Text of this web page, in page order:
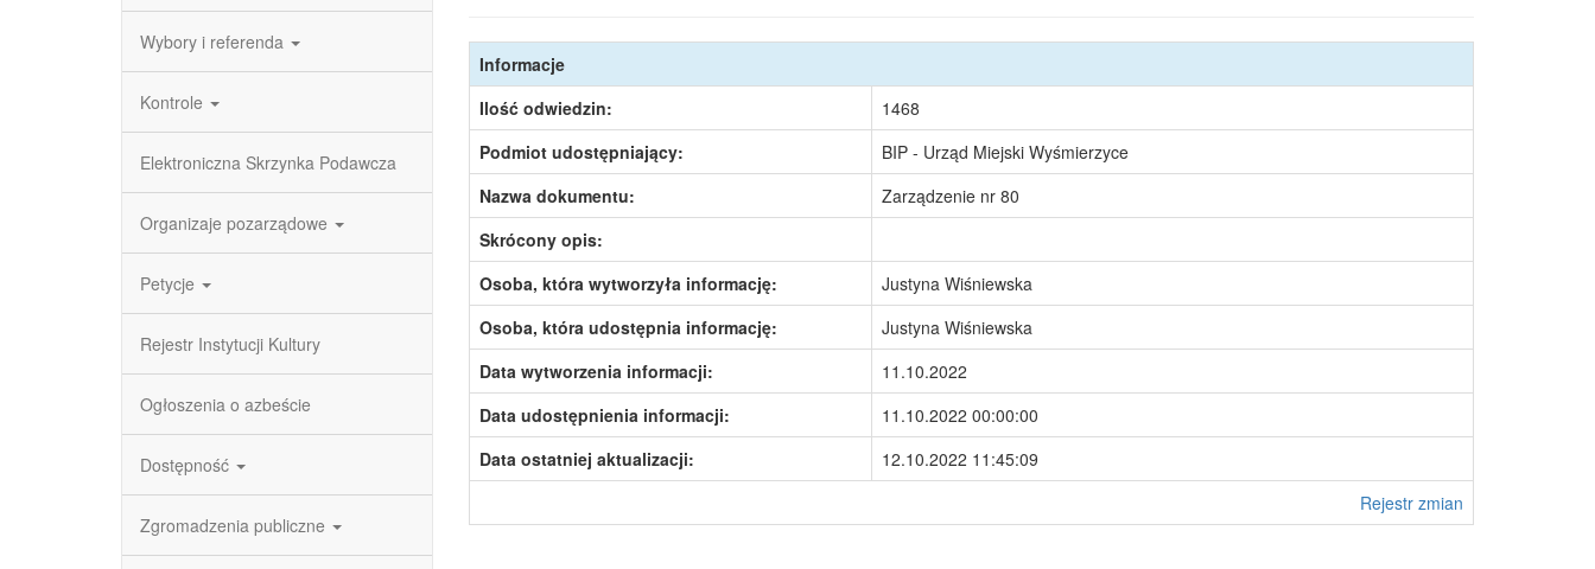
Wybory i referenda
Kontrole
Elektroniczna Skrzynka Podawcza
Organizaje pozarządowe
Petycje
Rejestr Instytucji Kultury
Ogłoszenia o azbeście
Dostępność
Zgromadzenia publiczne
Informacje
Ilość odwiedzin:
1468
Podmiot udostępniający:
BIP - Urząd Miejski Wyśmierzyce
Nazwa dokumentu:
Zarządzenie nr 80
Skrócony opis:
Osoba, która wytworzyła informację:
Justyna Wiśniewska
Osoba, która udostępnia informację:
Justyna Wiśniewska
Data wytworzenia informacji:
11.10.2022
Data udostępnienia informacji:
11.10.2022 00:00:00
Data ostatniej aktualizacji:
12.10.2022 11:45:09
Rejestr zmian